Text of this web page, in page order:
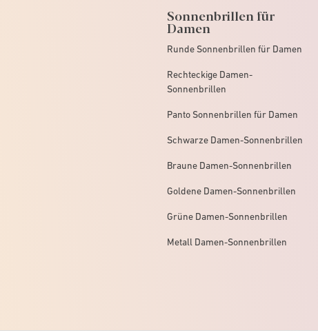
Sonnenbrillen für
Damen
Runde Sonnenbrillen für Damen
Rechteckige Damen-
Sonnenbrillen
Panto Sonnenbrillen für Damen
Schwarze Damen-Sonnenbrillen
Braune Damen-Sonnenbrillen
Goldene Damen-Sonnenbrillen
Grüne Damen-Sonnenbrillen
Metall Damen-Sonnenbrillen